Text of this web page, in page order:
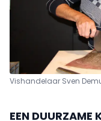
Vishandelaar Sven
EEN DUURZAME